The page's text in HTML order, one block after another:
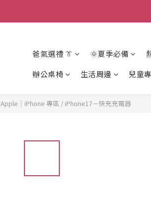
爸氣選禮 👔 🌞夏季必備
辦公桌椅
生活周邊 兒童
Apple｜iPhone 專區 / iPhone17－快充充電器